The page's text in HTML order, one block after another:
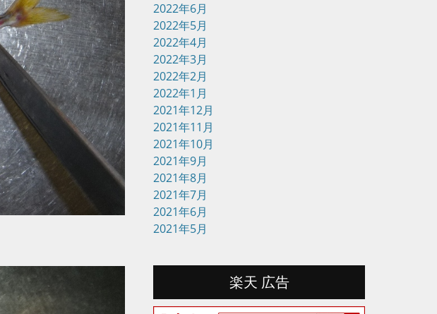
2022年6月
2022年5月
2022年4月
2022年3月
2022年2月
2022年1月
2021年12月
2021年11月
2021年10月
2021年9月
2021年8月
2021年7月
2021年6月
2021年5月
楽天 広告